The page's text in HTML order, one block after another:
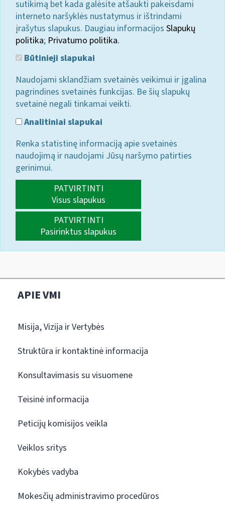
sutikimą bet kada galėsite atšaukti pakeisdami
interneto naršyklės nustatymus ir ištrindami
įrašytus slapukus. Daugiau informacijos Slapukų
politika; Privatumo politika.
Būtinieji slapukai
Naudojami sklandžiam svetainės veikimui ir įgalina
pagrindines svetainės funkcijas. Be šių slapukų
svetainė negali tinkamai veikti.
Analitiniai slapukai
Renka statistinę informaciją apie svetainės
naudojimą ir naudojami Jūsų naršymo patirties
gerinimui.
PATVIRTINTI
Visus slapukus
PATVIRTINTI
Pasirinktus slapukus
APIE VMI
Misija, Vizija ir Vertybės
Struktūra ir kontaktinė informacija
Konsultavimasis su visuomene
Teisinė informacija
Peticijų komisijos veikla
Veiklos sritys
Kokybės vadyba
Mokesčių administravimo procedūros